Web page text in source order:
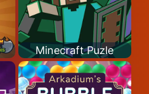
Minecraft Puzle